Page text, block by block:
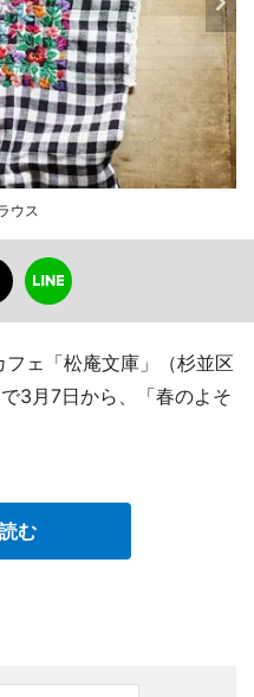
ウス
ェ「松庵文庫」（杉並区
3月7日から、「春のよそ
む